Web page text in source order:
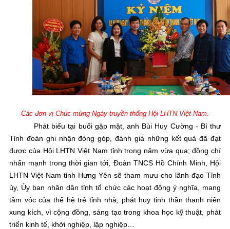
Các đơn vị Chúc mừng Ngày truyền thống Hội LHTN Việt Nam.
Phát biểu tại buổi gặp mặt, anh Bùi Huy Cường - Bí thư
Tỉnh đoàn ghi nhận đóng góp, đánh giá những kết quả đã đạt
được của Hội LHTN Việt Nam tỉnh trong năm vừa qua; đồng chí
nhấn mạnh trong thời gian tới, Đoàn TNCS Hồ Chính Minh, Hội
LHTN Việt Nam tỉnh Hưng Yên sẽ tham mưu cho lãnh đạo Tỉnh
ủy, Ủy ban nhân dân tỉnh tổ chức các hoạt động ý nghĩa, mang
tầm vóc của thế hệ trẻ tỉnh nhà; phát huy tinh thần thanh niên
xung kích, vì cộng đồng, sáng tạo trong khoa học kỹ thuật, phát
triển kinh tế, khởi nghiệp, lập nghiệp…